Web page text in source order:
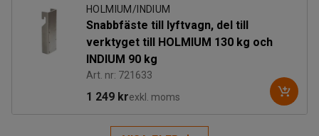
HOLMIUM/INDIUM
Snabbfäste till lyftvagn, del till
verktyget till HOLMIUM 130 kg och
INDIUM 90 kg
Art. nr: 721633
1 249 krexkl. moms